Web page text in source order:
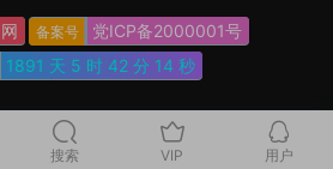
备案号 党ICP备2000001号
1891 天 5 时 42 分 15 秒
搜索 VIP 用户